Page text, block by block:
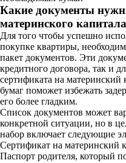
Какие документы
материнского
Для того чтобы успешно
покупке квартиры,
пакет документов. Эти
кредитного договора, так и
сертификата на
бумаг поможет избежать
его более гладким.
Список документов может
конкретной ситуации, но в
набор включает следующие
Сертификат на материнский
Паспорт родителя, который